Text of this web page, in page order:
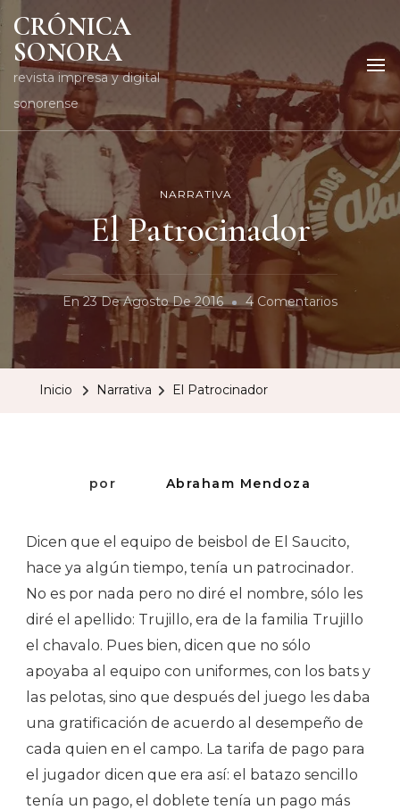
CRÓNICA
SONORA
revista impresa y digital
sonorense
NARRATIVA
El Patrocinador
En23 De Agosto De 2016 4 ComentariosEn
Inicio Narrativa El Patrocinador
por Abraham Mendoza
Dicen que el equipo de beisbol de El Saucito,
hace ya algún tiempo, tenía un patrocinador.
No es por nada pero no diré el nombre, sólo les
diré el apellido: Trujillo, era de la familia Trujillo
el chavalo. Pues bien, dicen que no sólo
apoyaba al equipo con uniformes, con los bats y
las pelotas, sino que después del juego les daba
una gratificación de acuerdo al desempeño de
cada quien en el campo. La tarifa de pago para
el jugador dicen que era así: el batazo sencillo
tenía un pago, el doblete tenía un pago más